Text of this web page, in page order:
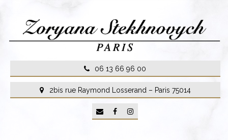
content
06 13 66 96 00
2bis rue Raymond Losserand – Paris 75014